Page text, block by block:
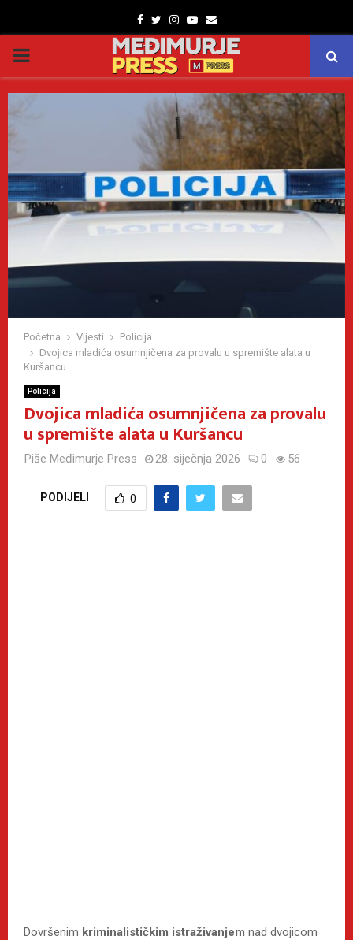
Facebook
TwitterInstagram
Youtube
Email
PRIMARY
MENU
Početna Vijesti
Policija
Dvojica mladića osumnjičena za provalu u spremište alata u
Kuršancu
Policija
Dvojica mladića osumnjičena za provalu
u spremište alata u Kuršancu
Piše Međimurje Press 28. siječnja 2026 0 56
PODIJELI 0
Dovršenim kriminalističkim istraživanjem nad dvojicom